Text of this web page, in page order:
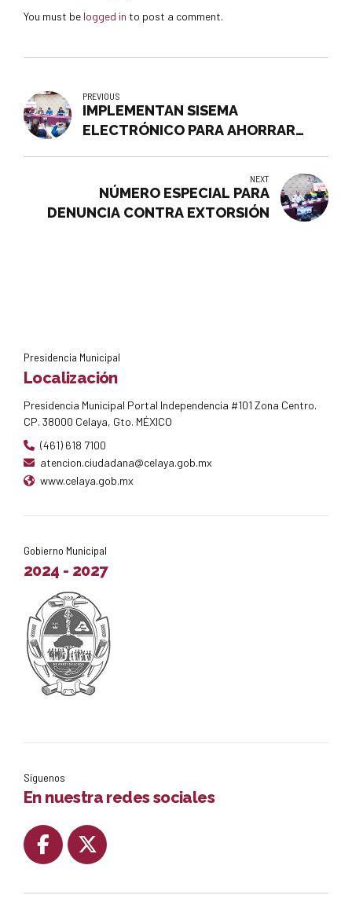
You must be logged in to post a comment.
PREVIOUS
IMPLEMENTAN SISEMA
ELECTRÓNICO PARA AHORRAR
NEXT
NÚMERO ESPECIAL PARA
DENUNCIA CONTRA EXTORSIÓN
Presidencia Municipal
Localización
Presidencia Municipal Portal Independencia #101 Zona Centro.
CP. 38000 Celaya, Gto. MÉXICO
(461) 618 7100
atencion.ciudadana@celaya.gob.mx
www.celaya.gob.mx
Gobierno Municipal
2024 - 2027
Síguenos
En nuestra redes sociales